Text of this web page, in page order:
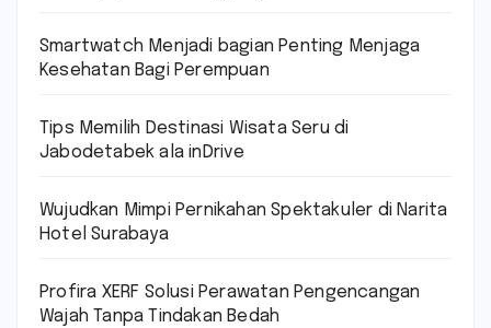
Smartwatch Menjadi bagian Penting Menjaga
Kesehatan Bagi Perempuan
Tips Memilih Destinasi Wisata Seru di
Jabodetabek ala inDrive
Wujudkan Mimpi Pernikahan Spektakuler di Narita
Hotel Surabaya
Profira XERF Solusi Perawatan Pengencangan
Wajah Tanpa Tindakan Bedah